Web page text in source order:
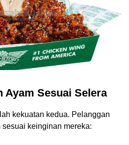
Ayam Sesuai Selera
kekuatan kedua. Pelanggan
keinginan mereka: